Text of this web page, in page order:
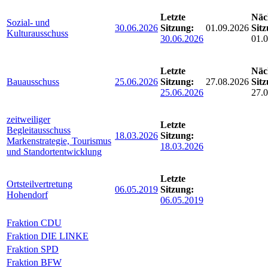
Sozial- und
Kulturausschuss
30.06.2026
Letzte
Sitzung:
30.06.2026
01.09.2026
Bauausschuss 25.06.2026
Letzte
Sitzung:
25.06.2026
27.08.2026
zeitweiliger
Begleitausschuss
Markenstrategie, Tourismus
und Standortentwicklung
18.03.2026
Letzte
Sitzung:
18.03.2026
Ortsteilvertretung
Hohendorf
06.05.2019
Letzte
Sitzung:
06.05.2019
Fraktion CDU
Fraktion DIE LINKE
Fraktion SPD
Fraktion BFW